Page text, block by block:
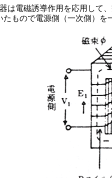
は電磁誘導作用を応用して
たもので電源側（一次側）